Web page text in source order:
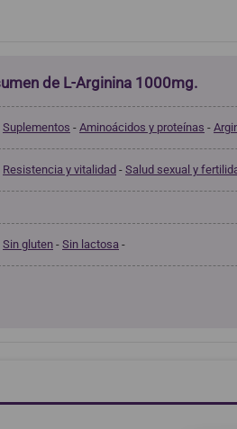
de L-Arginina 1000mg.
Suplementos - Aminoácidos y proteínas -
Resistencia y vitalidad - Salud sexual y
Sin gluten - Sin lactosa -